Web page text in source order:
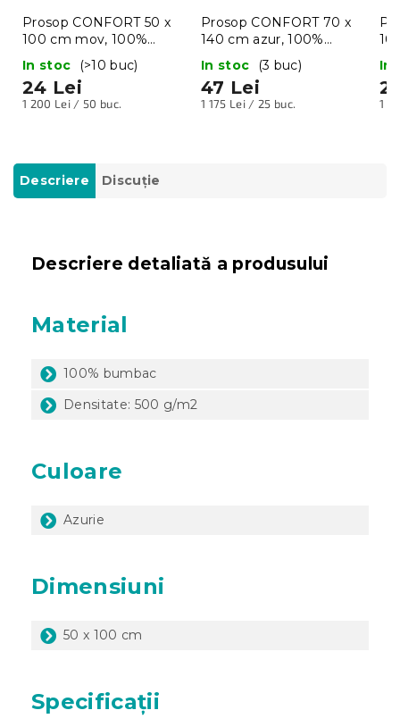
Prosop CONFORT 50 x
100 cm mov, 100%
In stoc (>10 buc)
24 Lei
Evaluare
1 200 Lei / 50 buc.
Prosop CONFORT 70 x
140 cm azur, 100%
In stoc (3 buc)
47 Lei
Evaluare
1 175 Lei / 25 buc.
In
1
Descriere Discuţie
Descriere detaliată a produsului
Material
100% bumbac
Densitate: 500 g/m2
Culoare
Azurie
Dimensiuni
50 x 100 cm
Specificații